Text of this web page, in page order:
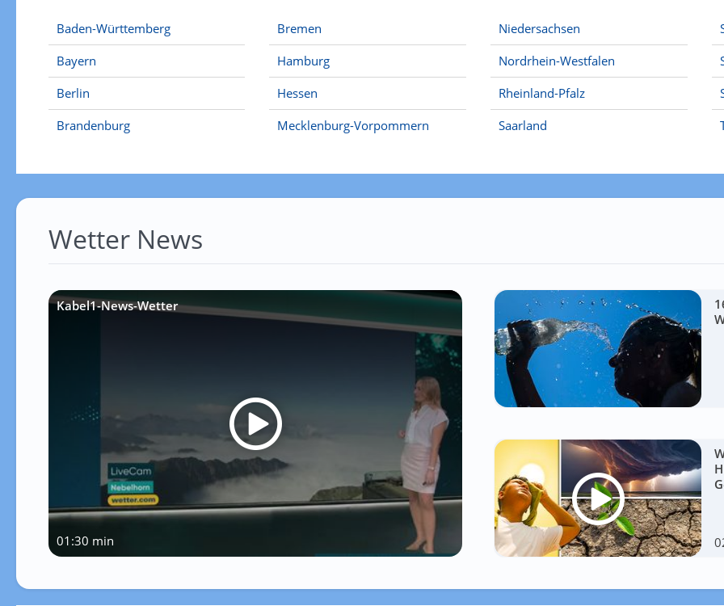
Baden-Württemberg
Bayern
Berlin
Brandenburg
Bremen
Hamburg
Hessen
Mecklenburg-Vorpommern
Niedersachsen
Nordrhein-Westfalen
Rheinland-Pfalz
Saarland
Wetter News
Kabel1-News-Wetter
01:30 min